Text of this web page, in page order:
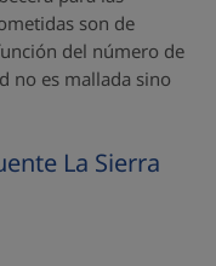
son de
del número de
no es mallada sino
La Sierra